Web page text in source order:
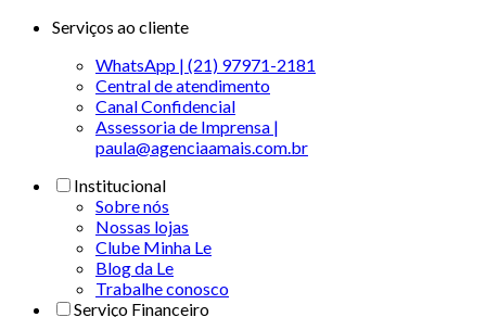
Serviços ao cliente
WhatsApp | (21) 97971-2181
Central de atendimento
Canal Confidencial
Assessoria de Imprensa |
paula@agenciaamais.com.br
Institucional
Sobre nós
Nossas lojas
Clube Minha Le
Blog da Le
Trabalhe conosco
Serviço Financeiro